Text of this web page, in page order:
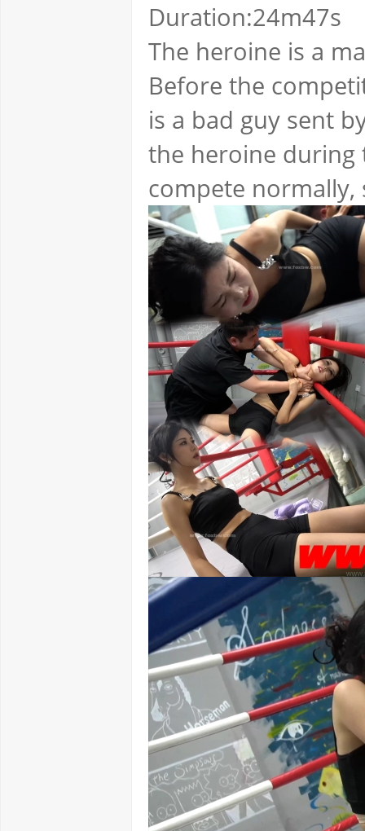
Duration:24m47s
The heroine is a
Before the
is a bad guy sent
the heroine during
compete